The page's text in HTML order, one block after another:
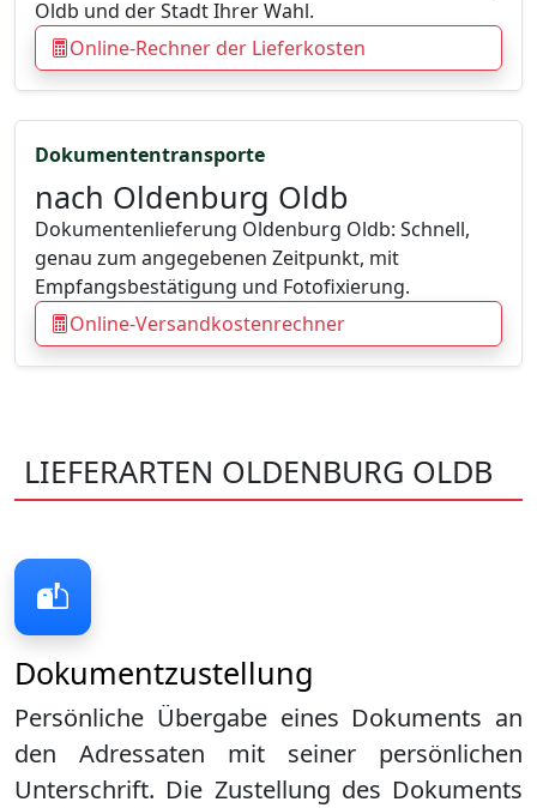
Oldb und der Stadt Ihrer Wahl.
Online-Rechner der Lieferkosten
Dokumententransporte
nach Oldenburg Oldb
Dokumentenlieferung Oldenburg Oldb: Schnell,
genau zum angegebenen Zeitpunkt, mit
Empfangsbestätigung und Fotofixierung.
Online-Versandkostenrechner
LIEFERARTEN OLDENBURG OLDB
Dokumentzustellung
Persönliche Übergabe eines Dokuments an
den Adressaten mit seiner persönlichen
Unterschrift. Die Zustellung des Dokuments